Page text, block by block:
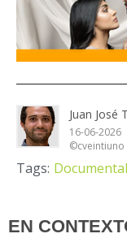
Juan José
16-06-2026
©cveintiuno
Tags:
EN